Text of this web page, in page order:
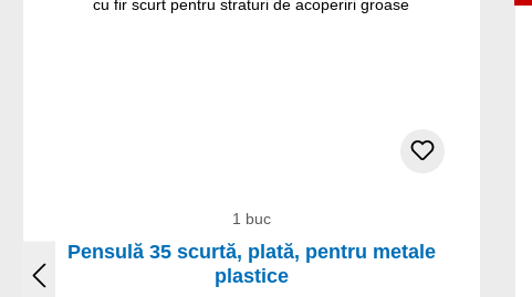
1 buc
Pensulă 35 scurtă, plată, pentru metale
plastice